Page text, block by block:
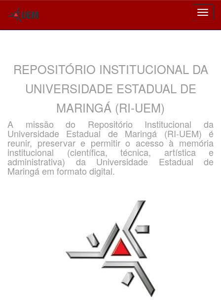
REPOSITÓRIO INSTITUCIONAL DA
UNIVERSIDADE ESTADUAL DE
MARINGÁ (RI-UEM)
A missão do Repositório Institucional da
Universidade Estadual de Maringá (RI-UEM) é
reunir, preservar e permitir o acesso à memória
institucional (científica, técnica, artística e
administrativa) da Universidade Estadual de
Maringá em formato digital.